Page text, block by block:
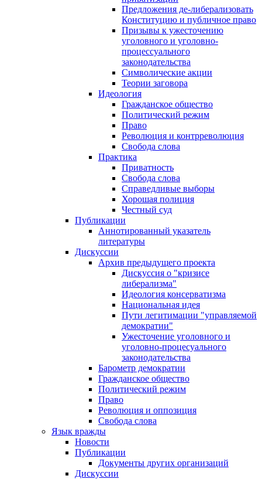
Предложения де-либерализовать
Конституцию и публичное право
Призывы к ужесточению
уголовного и уголовно-
процессуального
законодательства
Символические акции
Теории заговора
Идеология
Гражданское общество
Политический режим
Право
Революция и контрреволюция
Свобода слова
Практика
Приватность
Свобода слова
Справедливые выборы
Хорошая полиция
Честный суд
Публикации
Аннотированный указатель
литературы
Дискуссии
Архив предыдущего проекта
Дискуссия о "кризисе
либерализма"
Идеология консерватизма
Национальная идея
Пути легитимации "управляемой
демократии"
Ужесточение уголовного и
уголовно-процесуального
законодательства
Барометр демократии
Гражданское общество
Политический режим
Право
Революция и оппозиция
Свобода слова
Язык вражды
Новости
Публикации
Документы других организаций
Дискуссии